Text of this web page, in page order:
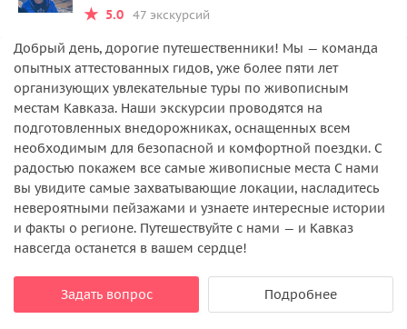
5.0 47 экскурсий
Добрый день, дорогие путешественники! Мы — команда
опытных аттестованных гидов, уже более пяти лет
организующих увлекательные туры по живописным
местам Кавказа. Наши экскурсии проводятся на
подготовленных внедорожниках, оснащенных всем
необходимым для безопасной и комфортной поездки. С
радостью покажем все самые живописные места С нами
вы увидите самые захватывающие локации, насладитесь
невероятными пейзажами и узнаете интересные истории
и факты о регионе. Путешествуйте с нами — и Кавказ
навсегда останется в вашем сердце!
Задать вопрос Подробнее